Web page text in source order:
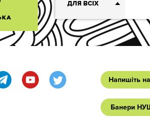
ДЛЯ ВСІХ
Напишіть
Банери